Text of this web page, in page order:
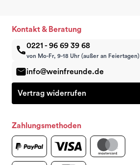
Kontakt & Beratung
0221 - 96 69 39 68
von Mo-Fr, 9-18 Uhr (außer an Feiertagen)
info@weinfreunde.de
Vertrag widerrufen
Zahlungsmethoden